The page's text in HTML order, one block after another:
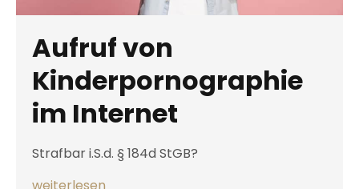
Aufruf von
Kinderpornographie
im Internet
Strafbar i.S.d. § 184d StGB?